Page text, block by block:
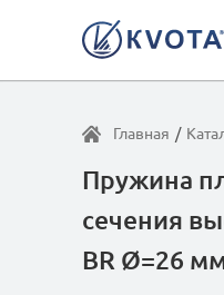
Главная /
Пружина
сечения
BR Ø=26